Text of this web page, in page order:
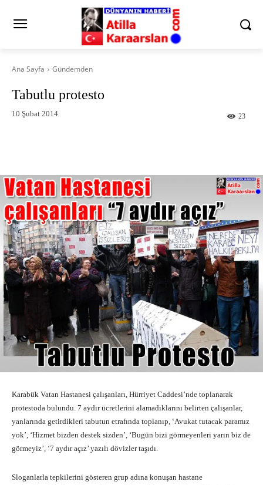
Ana Sayfa Gündemden
Tabutlu protesto
10 Şubat 2014 23
Karabük Vatan Hastanesi çalışanları, Hürriyet Caddesi’nde toplanarak
protestoda bulundu. 7 aydır ücretlerini alamadıklarını belirten çalışanlar,
yanlarında getirdikleri tabutun etrafında toplanıp, ‘Avukat tutacak paramız
yok’, ‘Hizmet bizden destek sizden’, ‘Bugün bizi görmeyenleri yarın biz de
görmeyiz’, ‘7 aydır açız’ yazılı dövizler taşıdı.
Sloganlarla tepkilerini gösteren grup adına konuşan hastane